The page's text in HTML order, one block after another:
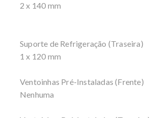
2 x 140 mm
Suporte de Refrigeração (Traseira)
1 x 120 mm
Ventoinhas Pré-Instaladas (Frente)
Nenhuma